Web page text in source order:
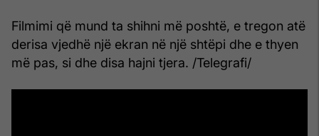
Filmimi që mund ta shihni më poshtë, e tregon atë
derisa vjedhë një ekran në një shtëpi dhe e thyen
më pas, si dhe disa hajni tjera. /Telegrafi/